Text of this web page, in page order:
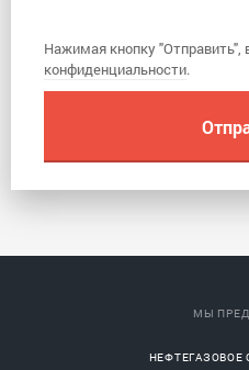
Нажимая кнопку "Отправить",
конфиденциальности.
МЫ
НЕФТЕГАЗОВОЕ